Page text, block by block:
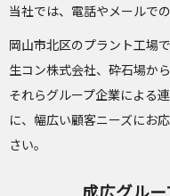
当社では、電話やメールで
岡山市北区のプラント工場
生コン株式会社、砕石場か
それらグループ企業による
に、幅広い顧客ニーズにお
さい。
成広グル